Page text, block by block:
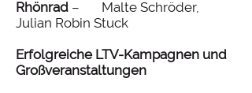
Rhönrad – Malte Schröder,
Julian Robin Stuck
Erfolgreiche LTV-Kampagnen und
Großveranstaltungen